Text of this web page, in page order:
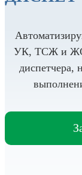
УК, ТСЖ и
диспетчера,